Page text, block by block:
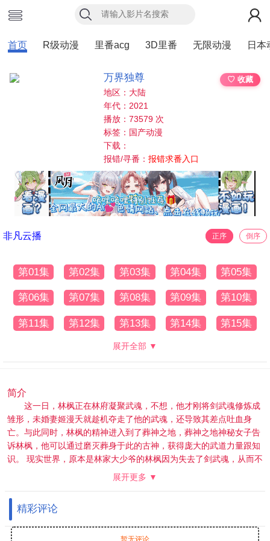
首页 R级动漫 里番acg 3D里番 无限动漫 日本
万界独尊
♡ 收藏
地区：大陆
年代：2021
播放：73579 次
标签：国产动漫
下载：
报错/寻番：报错求番入口
非凡云播 正序 倒序
第01集 第02集 第03集 第04集 第05集
第06集 第07集 第08集 第09集 第10集
第11集 第12集 第13集 第14集 第15集
展开全部 ▼
简介
这一日，林枫正在林府凝聚武魂，不想，他才刚将剑武魂修炼成
雏形，未婚妻姬漫夭就趁机夺走了他的武魂，还导致其差点吐血身
亡。与此同时，林枫的精神进入到了葬神之地，葬神之地神秘女子告
诉林枫，他可以通过磨灭葬身于此的古神，获得庞大的武道力量跟知
识。 现实世界，原本是林家大少爷的林枫因为失去了剑武魂，从而不
再受到家仆们的尊重，他们处处针对林枫，就连林枫的妹妹林香儿生
力量打败了黄阶武魂的强者——林宇宏，林家的人才对林枫的态度有
所改观。 另外一边，林枫因为没能很好得控制最新得到的力量，杀死
了正在跟自己决斗的秦骁。秦骁乃是秦家大长老的孙子，并且一直受
到长老们的宠爱，如今秦骁被害，秦家长老自是不甘，他们一怒之
展开更多 ▼
精彩评论